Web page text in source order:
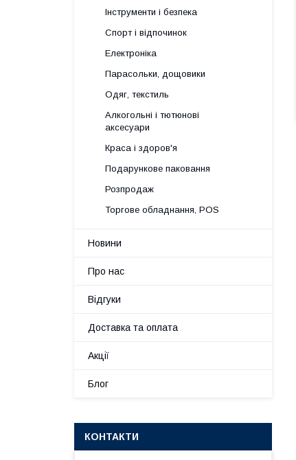
Інструменти і безпека
Спорт і відпочинок
Електроніка
Парасольки, дощовики
Одяг, текстиль
Алкогольні і тютюнові
аксесуари
Краса і здоров'я
Подарункове паковання
Розпродаж
Торгове обладнання, POS
Новини
Про нас
Відгуки
Доставка та оплата
Акції
Блог
КОНТАКТИ